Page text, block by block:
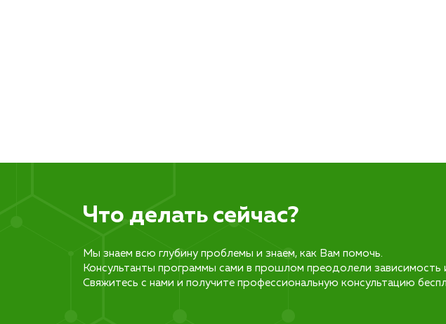
Что делать сейчас?
Мы знаем всю глубину проблемы и знаем, как Вам помочь.
Консультанты программы сами в прошлом преодолели зависимость
Свяжитесь с нами и получите профессиональную консультацию